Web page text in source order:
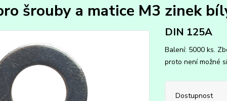
šrouby a matice M3 zinek
DIN 125A
Balení: 5000 ks.
proto není možné
Dostupnost